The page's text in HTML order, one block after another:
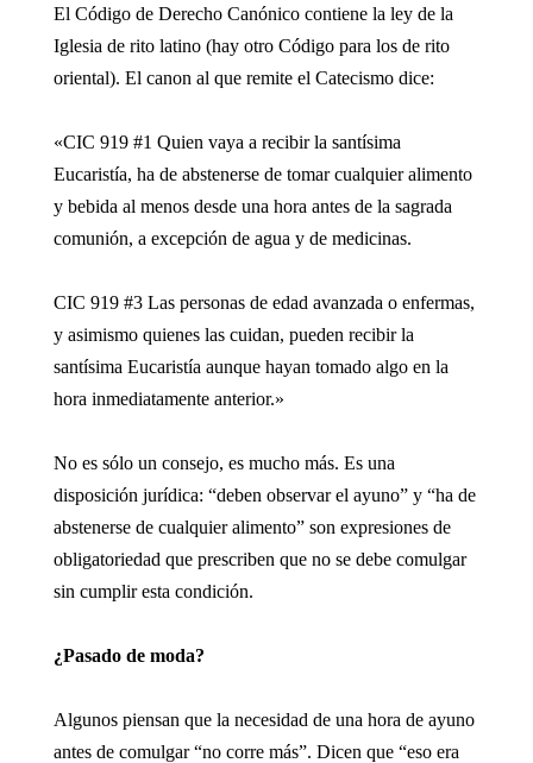
El Código de Derecho Canónico contiene la ley de la
Iglesia de rito latino (hay otro Código para los de rito
oriental). El canon al que remite el Catecismo dice:
«CIC 919 #1 Quien vaya a recibir la santísima
Eucaristía, ha de abstenerse de tomar cualquier alimento
y bebida al menos desde una hora antes de la sagrada
comunión, a excepción de agua y de medicinas.
CIC 919 #3 Las personas de edad avanzada o enfermas,
y asimismo quienes las cuidan, pueden recibir la
santísima Eucaristía aunque hayan tomado algo en la
hora inmediatamente anterior.»
No es sólo un consejo, es mucho más. Es una
disposición jurídica: “deben observar el ayuno” y “ha de
abstenerse de cualquier alimento” son expresiones de
obligatoriedad que prescriben que no se debe comulgar
sin cumplir esta condición.
¿Pasado de moda?
Algunos piensan que la necesidad de una hora de ayuno
antes de comulgar “no corre más”. Dicen que “eso era